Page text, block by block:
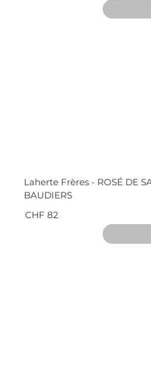
Laherte Frères - ROSÉ DE
BAUDIERS
CHF 82